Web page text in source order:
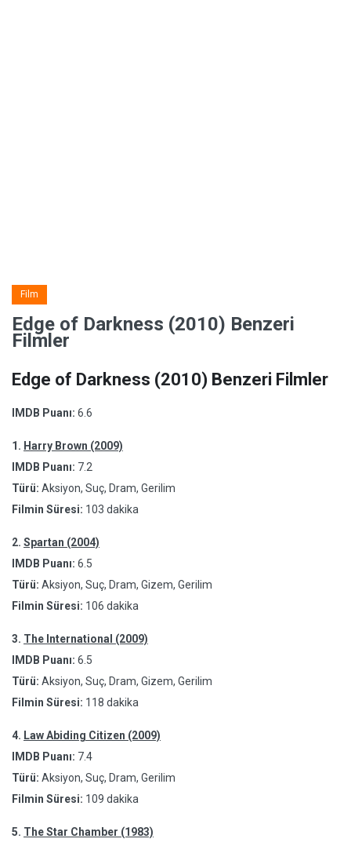
Film
Edge of Darkness (2010) Benzeri
Filmler
Edge of Darkness (2010) Benzeri Filmler
IMDB Puanı: 6.6
1. Harry Brown (2009)
IMDB Puanı: 7.2
Türü: Aksiyon, Suç, Dram, Gerilim
Filmin Süresi: 103 dakika
2. Spartan (2004)
IMDB Puanı: 6.5
Türü: Aksiyon, Suç, Dram, Gizem, Gerilim
Filmin Süresi: 106 dakika
3. The International (2009)
IMDB Puanı: 6.5
Türü: Aksiyon, Suç, Dram, Gizem, Gerilim
Filmin Süresi: 118 dakika
4. Law Abiding Citizen (2009)
IMDB Puanı: 7.4
Türü: Aksiyon, Suç, Dram, Gerilim
Filmin Süresi: 109 dakika
5. The Star Chamber (1983)